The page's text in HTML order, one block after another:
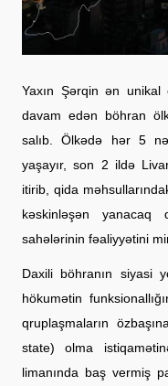
Yaxın Şərqin ən
davam edən böhran
salıb. Ölkədə hər 5
yaşayır, son 2 ildə
itirib, qida
kəskinləşən yanacaq
sahələrinin fəaliyyətini
Daxili böhranın siyasi
hökumətin
qruplaşmaların
state) olma
limanında baş vermiş